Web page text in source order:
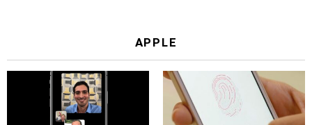
APPLE